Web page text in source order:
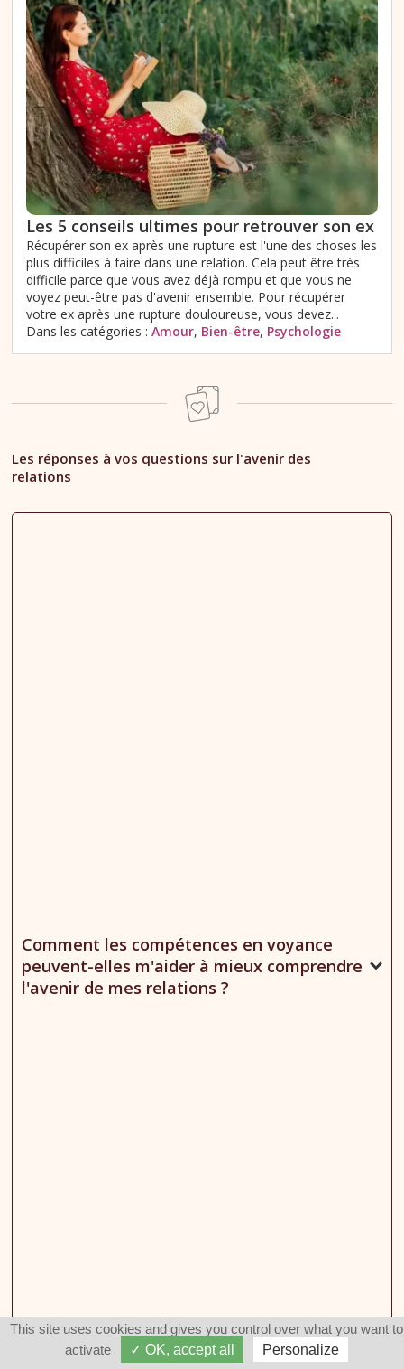
Les 5 conseils ultimes pour retrouver son ex
Récupérer son ex après une rupture est l'une des choses les
plus difficiles à faire dans une relation. Cela peut être très
difficile parce que vous avez déjà rompu et que vous ne
voyez peut-être pas d'avenir ensemble. Pour récupérer
votre ex après une rupture douloureuse, vous devez...
Dans les catégories : Amour, Bien-être, Psychologie
Les réponses à vos questions sur l'avenir des
relations
Comment les compétences en voyance
peuvent-elles m'aider à mieux comprendre
l'avenir de mes relations ?
This site uses cookies and gives you control over what you want to
activate
✓ OK, accept all Personalize